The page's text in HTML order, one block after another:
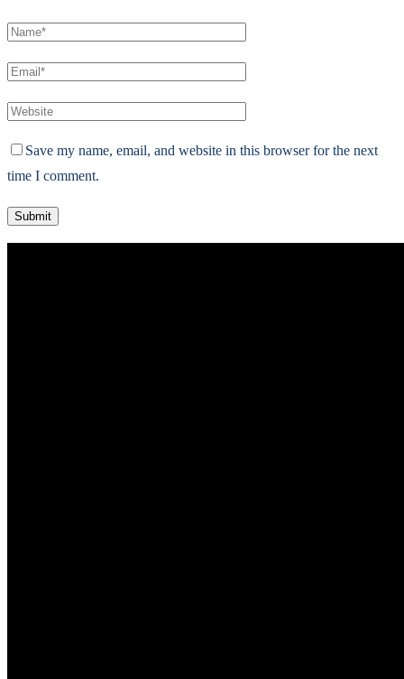
Save my name, email, and website in this browser for the next
time I comment.